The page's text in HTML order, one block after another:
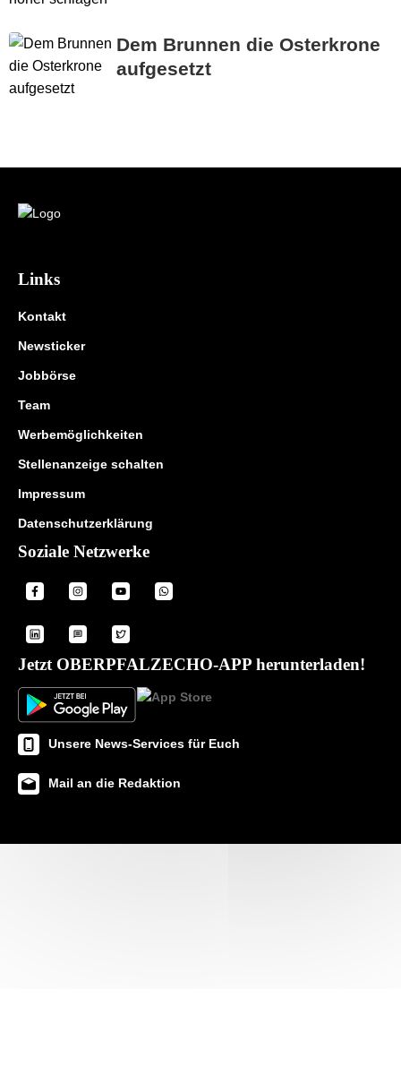
Dem Brunnen die Osterkrone
aufgesetzt
Links
Kontakt
Newsticker
Jobbörse
Team
Werbemöglichkeiten
Stellenanzeige schalten
Impressum
Datenschutzerklärung
Soziale Netzwerke
Jetzt OBERPFALZECHO-APP herunterladen!
Unsere News-Services für Euch
Mail an die Redaktion